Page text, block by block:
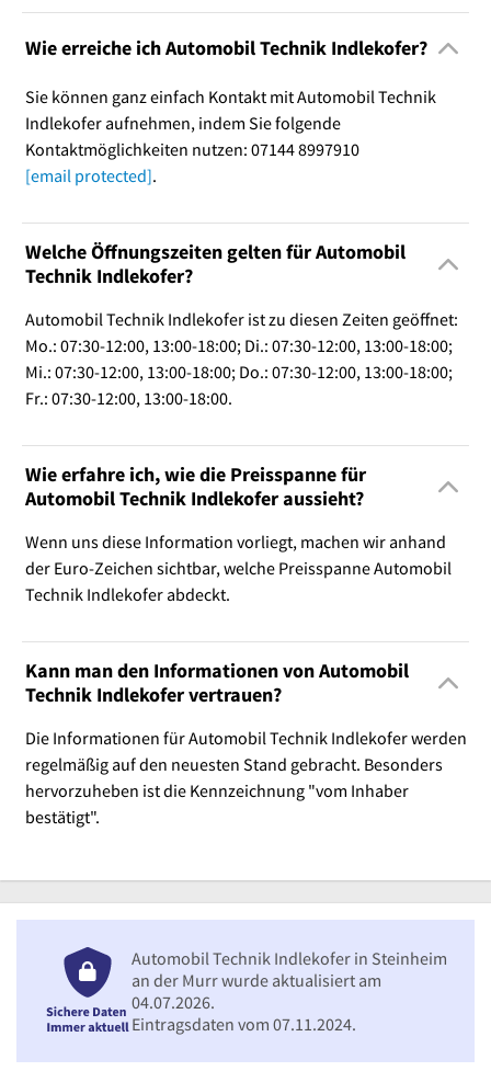
Wie erreiche ich Automobil Technik Indlekofer?
Sie können ganz einfach Kontakt mit Automobil Technik
Indlekofer aufnehmen, indem Sie folgende
Kontaktmöglichkeiten nutzen: 07144 8997910
[email protected].
Welche Öffnungszeiten gelten für Automobil
Technik Indlekofer?
Automobil Technik Indlekofer ist zu diesen Zeiten geöffnet:
Mo.: 07:30-12:00, 13:00-18:00; Di.: 07:30-12:00, 13:00-18:00;
Mi.: 07:30-12:00, 13:00-18:00; Do.: 07:30-12:00, 13:00-18:00;
Fr.: 07:30-12:00, 13:00-18:00.
Wie erfahre ich, wie die Preisspanne für
Automobil Technik Indlekofer aussieht?
Wenn uns diese Information vorliegt, machen wir anhand
der Euro-Zeichen sichtbar, welche Preisspanne Automobil
Technik Indlekofer abdeckt.
Kann man den Informationen von Automobil
Technik Indlekofer vertrauen?
Die Informationen für Automobil Technik Indlekofer werden
regelmäßig auf den neuesten Stand gebracht. Besonders
hervorzuheben ist die Kennzeichnung "vom Inhaber
bestätigt".
Automobil Technik Indlekofer in Steinheim
an der Murr wurde aktualisiert am
04.07.2026.
Eintragsdaten vom 07.11.2024.